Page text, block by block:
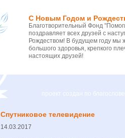
С Новым Годом и
Благотворительный Фонд
поздравляет всех друзей с
Рождеством! В будущем году
большого здоровья, крепкого
настоящих друзей!
проект создан по
Спутниковое телевидение
14.03.2017